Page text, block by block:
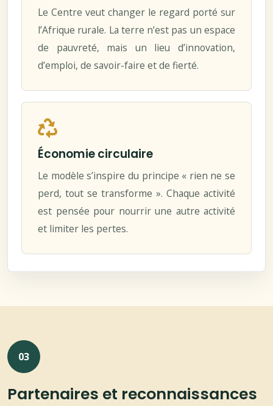
Le Centre veut changer le regard porté sur
l’Afrique rurale. La terre n’est pas un espace
de pauvreté, mais un lieu d’innovation,
d’emploi, de savoir-faire et de fierté.
Économie circulaire
Le modèle s’inspire du principe « rien ne se
perd, tout se transforme ». Chaque activité
est pensée pour nourrir une autre activité
et limiter les pertes.
03
Partenaires et reconnaissances